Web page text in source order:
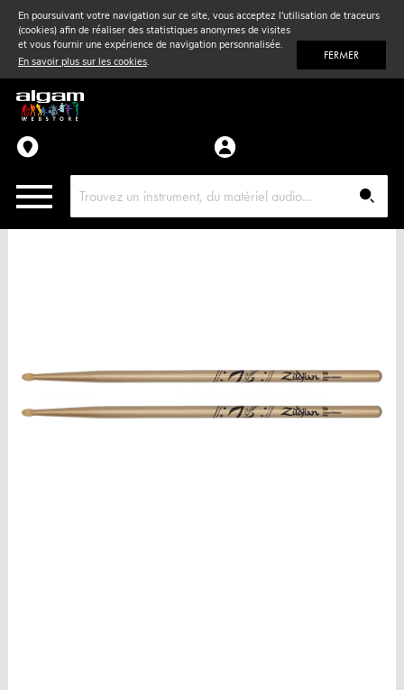
En poursuivant votre navigation sur ce site, vous acceptez l'utilisation de traceurs
(cookies) afin de réaliser des statistiques anonymes de visites
et vous fournir une expérience de navigation personnalisée.
En savoir plus sur les cookies. FERMER
Vent& Violon
Accessoires
Pièces détachées